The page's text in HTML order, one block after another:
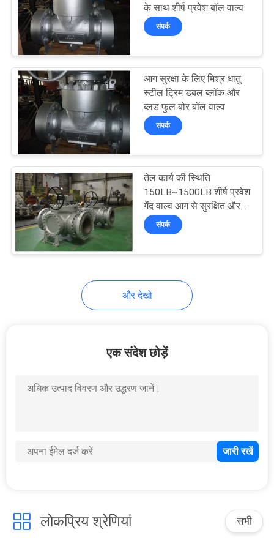
धातु की बैठी गेंद वाल्व
ग्लोब स्टॉप वाल्व
11
द्रव प्रवाह नियंत्रण वाल्व
के साथ शीर्ष प्रवेश बॉल वाल्व
संपर्क
आग सुरक्षा के लिए मिश्र धातु
स्टील ट्रिम डबल ब्लॉक और
ब्लड फुल बोर बॉल वाल्व
संपर्क
तेल कार्य की स्थिति
150LB~1500LB शीर्ष प्रवेश
गेंद वाल्व आग से सुरक्षित और
वायवीय actuator के साथ
संपर्क
और देखो
एक संदेश छोड़ें
लोकप्रिय श्रेणियां सभी